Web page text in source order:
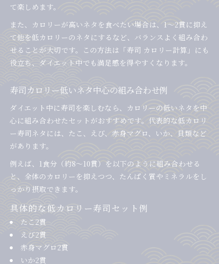
て楽しめます。
また、カロリーが高いネタを食べたい場合は、1〜2貫に抑え
て他を低カロリーのネタにするなど、バランスよく組み合わ
せることが大切です。この方法は「寿司 カロリー計算」にも
役立ち、ダイエット中でも満足感を得やすくなります。
寿司カロリー低いネタ中心の組み合わせ例
ダイエット中に寿司を楽しむなら、カロリーの低いネタを中
心に組み合わせたセットがおすすめです。代表的な低カロリ
ー寿司ネタには、たこ、えび、赤身マグロ、いか、貝類など
があります。
例えば、1食分（約8〜10貫）を以下のように組み合わせる
と、全体のカロリーを抑えつつ、たんぱく質やミネラルをし
っかり摂取できます。
具体的な低カロリー寿司セット例
たこ2貫
えび2貫
赤身マグロ2貫
いか2貫